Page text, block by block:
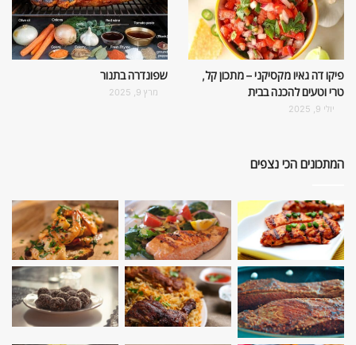
פיקו דה גאיו מקסיקני – מתכון קל,
טרי וטעים להכנה בבית
יולי 9, 2025
שפונדרה בתנור
מרץ 9, 2025
המתכונים הכי נצפים